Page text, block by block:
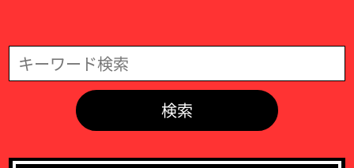
検索